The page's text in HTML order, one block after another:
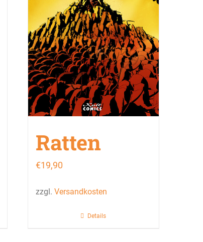
Ratten
€19,90
zzgl. Versandkosten
Details